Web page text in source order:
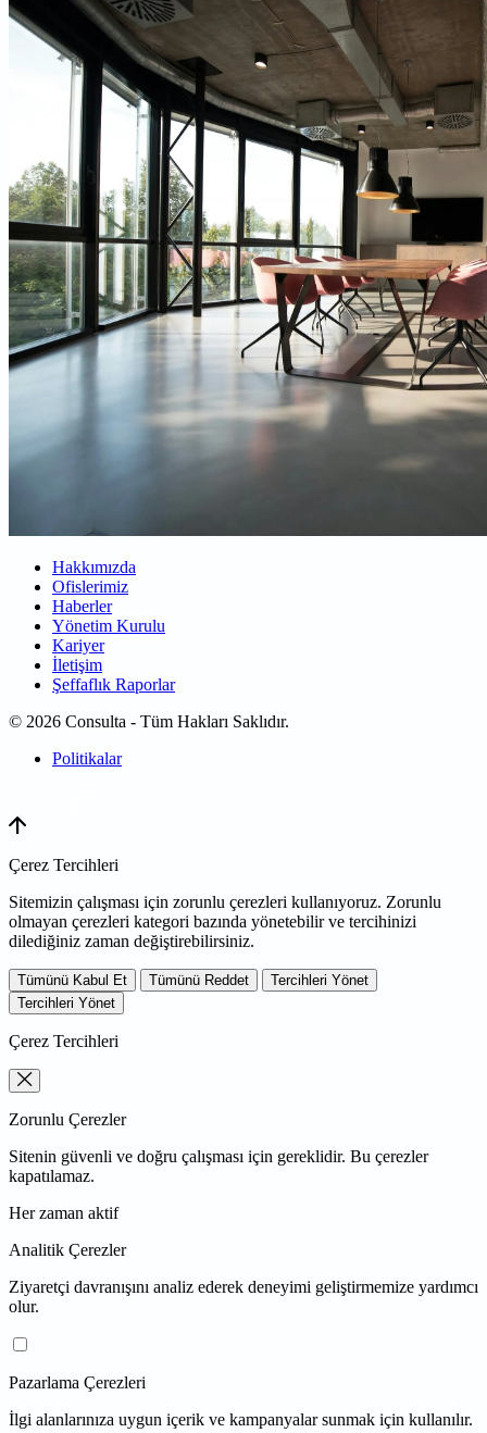
Hakkımızda
Ofislerimiz
Haberler
Yönetim Kurulu
Kariyer
İletişim
Şeffaflık Raporlar
© 2026 Consulta - Tüm Hakları Saklıdır.
Politikalar
Çerez Tercihleri
Sitemizin çalışması için zorunlu çerezleri kullanıyoruz. Zorunlu
olmayan çerezleri kategori bazında yönetebilir ve tercihinizi
dilediğiniz zaman değiştirebilirsiniz.
Tümünü Kabul Et Tümünü Reddet
Tercihleri Yönet
Tercihleri Yönet
Çerez Tercihleri
Zorunlu Çerezler
Sitenin güvenli ve doğru çalışması için gereklidir. Bu çerezler
kapatılamaz.
Her zaman aktif
Analitik Çerezler
Ziyaretçi davranışını analiz ederek deneyimi geliştirmemize yardımcı
olur.
Pazarlama Çerezleri
İlgi alanlarınıza uygun içerik ve kampanyalar sunmak için kullanılır.